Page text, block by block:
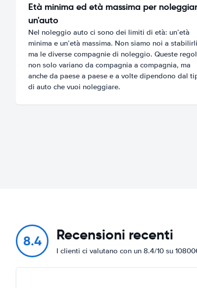
Età minima ed età massima per
un'auto
Nel noleggio auto ci sono dei limiti di età: un’età
minima e un’età massima. Non siamo noi a
ma le diverse compagnie di noleggio. Queste
non solo variano da compagnia a compagnia, ma
anche da paese a paese e a volte dipendono dal
di auto che vuoi noleggiare.
8.4 Recensioni recenti
I clienti ci valutano con un 8.4/10 su